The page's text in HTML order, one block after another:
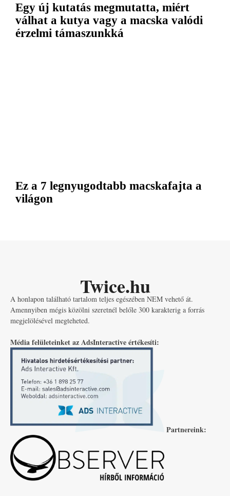
Egy új kutatás megmutatta, miért
válhat a kutya vagy a macska valódi
érzelmi támaszunkká
Ez a 7 legnyugodtabb macskafajta a
világon
Twice.hu
A honlapon található tartalom teljes egészében NEM vehető át.
Amennyiben mégis közölni szeretnél belőle 300 karakterig a forrás
megjelölésével megteheted.
Média felületeinket az AdsInteractive értékesíti:
Partnereink: